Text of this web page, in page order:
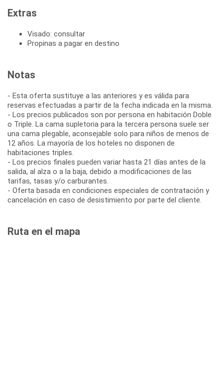
Extras
Visado: consultar
Propinas a pagar en destino
Notas
- Esta oferta sustituye a las anteriores y es válida para
reservas efectuadas a partir de la fecha indicada en la misma.
- Los precios publicados son por persona en habitación Doble
o Triple. La cama supletoria para la tercera persona suele ser
una cama plegable, aconsejable solo para niños de menos de
12 años. La mayoría de los hoteles no disponen de
habitaciones triples.
- Los precios finales pueden variar hasta 21 días antes de la
salida, al alza o a la baja, debido a modificaciones de las
tarifas, tasas y/o carburantes.
- Oferta basada en condiciones especiales de contratación y
cancelación en caso de desistimiento por parte del cliente.
Ruta en el mapa